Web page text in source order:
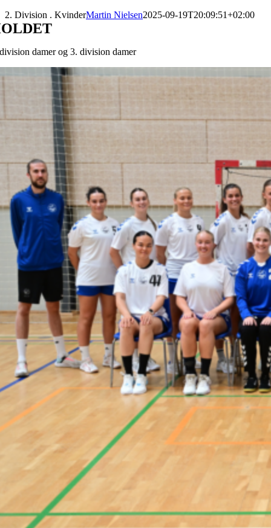
2. Division . KvinderMartin Nielsen2025-09-19T20:09:51+02:00
damer og 3. division damer